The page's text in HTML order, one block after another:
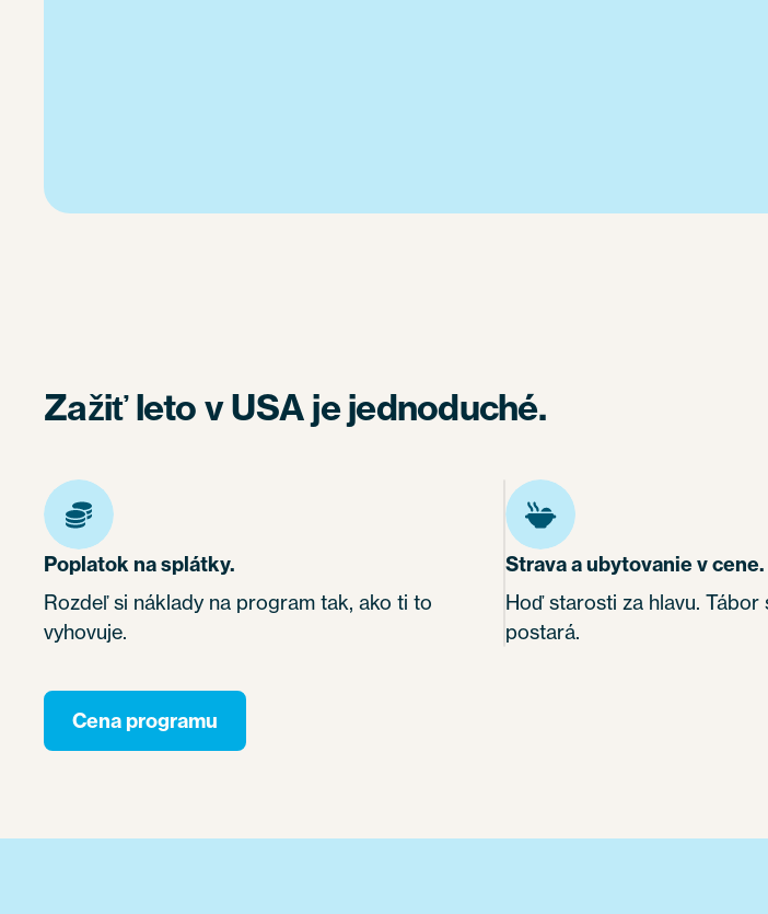
Zažiť leto v USA je jednoduché.
Poplatok na splátky.
Rozdeľ si náklady na program tak, ako ti to
vyhovuje.
Strava a ubytovanie v cene.
Hoď starosti za hlavu.
postará.
Cena programu